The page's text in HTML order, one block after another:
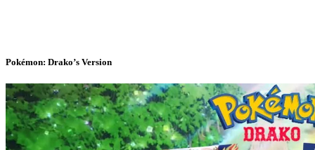
Pokémon: Drako’s Version